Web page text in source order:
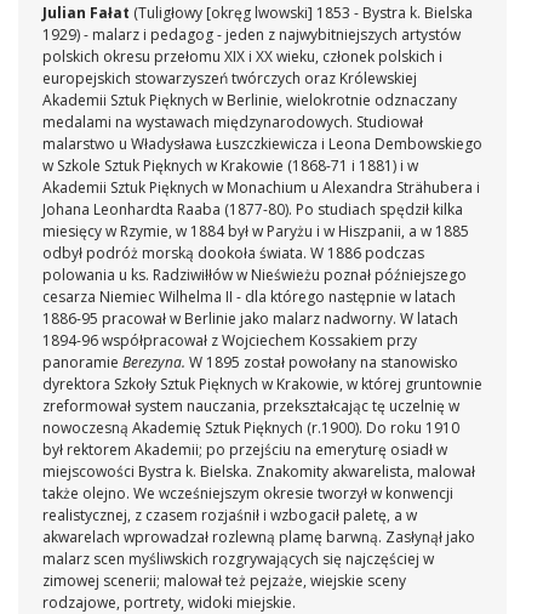
Julian Fałat (Tuligłowy [okręg lwowski] 1853 - Bystra k. Bielska
1929) - malarz i pedagog - jeden z najwybitniejszych artystów
polskich okresu przełomu XIX i XX wieku, członek polskich i
europejskich stowarzyszeń twórczych oraz Królewskiej
Akademii Sztuk Pięknych w Berlinie, wielokrotnie odznaczany
medalami na wystawach międzynarodowych. Studiował
malarstwo u Władysława Łuszczkiewicza i Leona Dembowskiego
w Szkole Sztuk Pięknych w Krakowie (1868-71 i 1881) i w
Akademii Sztuk Pięknych w Monachium u Alexandra Strähubera i
Johana Leonhardta Raaba (1877-80). Po studiach spędził kilka
miesięcy w Rzymie, w 1884 był w Paryżu i w Hiszpanii, a w 1885
odbył podróż morską dookoła świata. W 1886 podczas
polowania u ks. Radziwiłłów w Nieświeżu poznał późniejszego
cesarza Niemiec Wilhelma II - dla którego następnie w latach
1886-95 pracował w Berlinie jako malarz nadworny. W latach
1894-96 współpracował z Wojciechem Kossakiem przy
panoramie Berezyna. W 1895 został powołany na stanowisko
dyrektora Szkoły Sztuk Pięknych w Krakowie, w której gruntownie
zreformował system nauczania, przekształcając tę uczelnię w
nowoczesną Akademię Sztuk Pięknych (r.1900). Do roku 1910
był rektorem Akademii; po przejściu na emeryturę osiadł w
miejscowości Bystra k. Bielska. Znakomity akwarelista, malował
także olejno. We wcześniejszym okresie tworzył w konwencji
realistycznej, z czasem rozjaśnił i wzbogacił paletę, a w
akwarelach wprowadzał rozlewną plamę barwną. Zasłynął jako
malarz scen myśliwskich rozgrywających się najczęściej w
zimowej scenerii; malował też pejzaże, wiejskie sceny
rodzajowe, portrety, widoki miejskie.